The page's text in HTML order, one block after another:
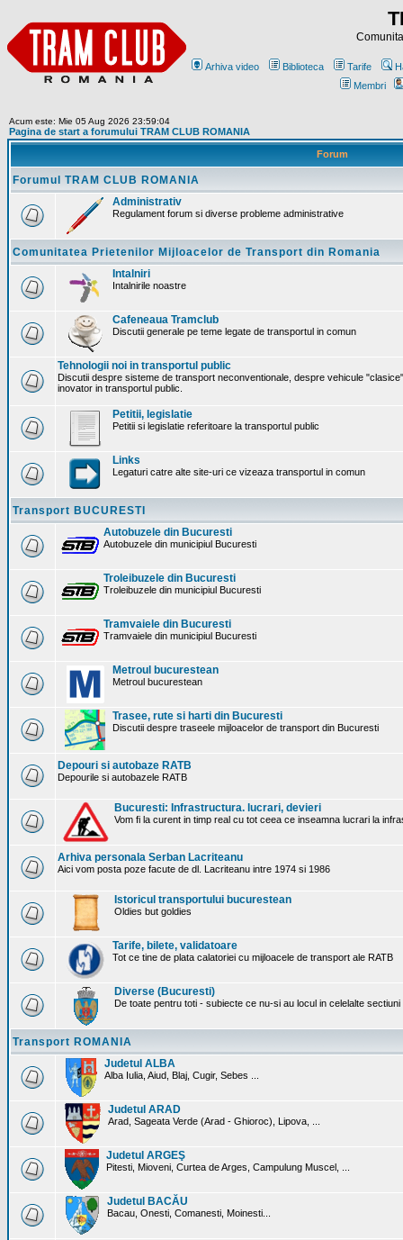
Arhiva video Biblioteca Tarife
Membri
Acum este: Mie 05 Aug 2026 23:59:04
Pagina de start a forumului TRAM CLUB ROMANIA
Forum
Forumul TRAM CLUB ROMANIA
Administrativ
Regulament forum si diverse probleme administrative
Comunitatea Prietenilor Mijloacelor de Transport din Romania
Intalniri
Intalnirile noastre
Cafeneaua Tramclub
Discutii generale pe teme legate de transportul in comun
Tehnologii noi in transportul public
Discutii despre sisteme de transport neconventionale, despre vehicule
inovator in transportul public.
Petitii, legislatie
Petitii si legislatie referitoare la transportul public
Links
Legaturi catre alte site-uri ce vizeaza transportul in comun
Transport BUCURESTI
Autobuzele din Bucuresti
Autobuzele din municipiul Bucuresti
Troleibuzele din Bucuresti
Troleibuzele din municipiul Bucuresti
Tramvaiele din Bucuresti
Tramvaiele din municipiul Bucuresti
Metroul bucurestean
Metroul bucurestean
Trasee, rute si harti din Bucuresti
Discutii despre traseele mijloacelor de transport din Bucuresti
Depouri si autobaze RATB
Depourile si autobazele RATB
Bucuresti: Infrastructura. lucrari, devieri
Vom fi la curent in timp real cu tot ceea ce inseamna lucrari la
Arhiva personala Serban Lacriteanu
Aici vom posta poze facute de dl. Lacriteanu intre 1974 si 1986
Istoricul transportului bucurestean
Oldies but goldies
Tarife, bilete, validatoare
Tot ce tine de plata calatoriei cu mijloacele de transport ale RATB
Diverse (Bucuresti)
De toate pentru toti - subiecte ce nu-si au locul in celelalte
Transport ROMANIA
Judetul ALBA
Alba Iulia, Aiud, Blaj, Cugir, Sebes ...
Judetul ARAD
Arad, Sageata Verde (Arad - Ghioroc), Lipova, ...
Judetul ARGEŞ
Pitesti, Mioveni, Curtea de Arges, Campulung Muscel, ...
Judetul BACĂU
Bacau, Onesti, Comanesti, Moinesti...